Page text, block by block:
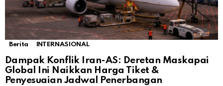
Berita INTERNASIONAL
Dampak Konflik Iran-AS: Deretan Maskapai
Global Ini Naikkan Harga Tiket &
Penyesuaian Jadwal Penerbangan